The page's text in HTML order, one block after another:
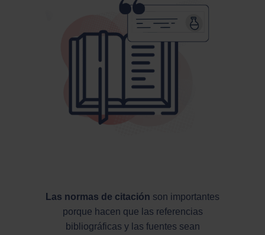
Las normas de citación son importantes
porque hacen que las referencias
bibliográficas y las fuentes sean